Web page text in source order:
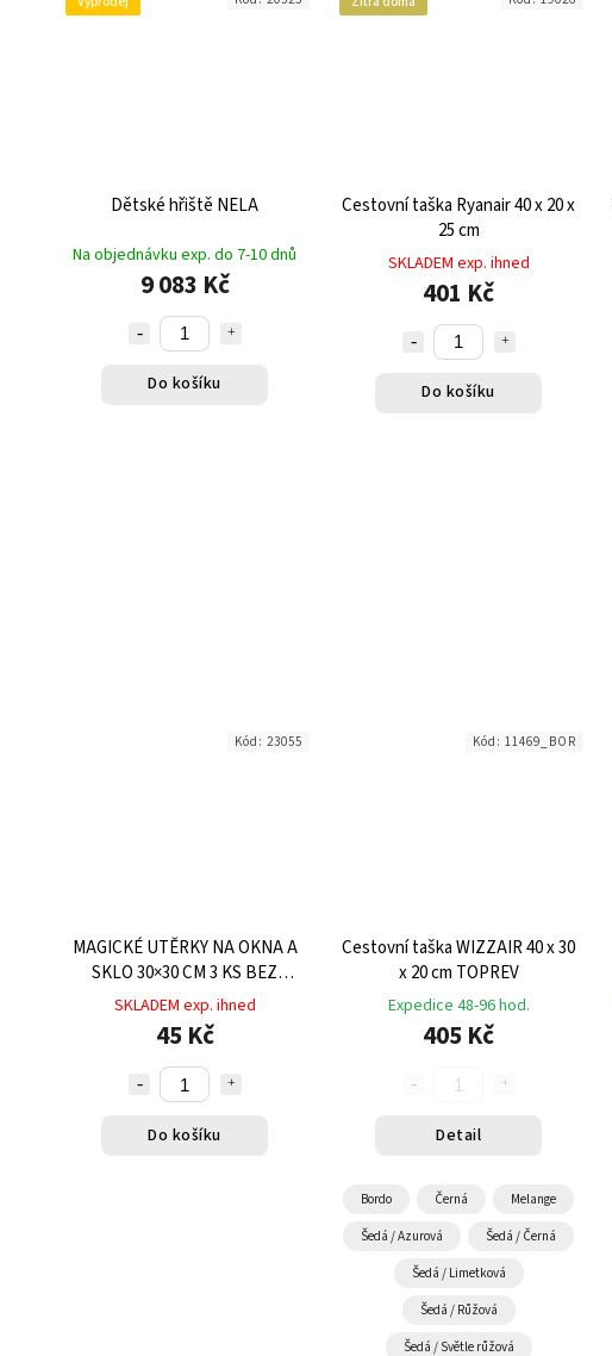
Dětské hřiště NELA
Na objednávku exp. do 7-10 dnů
9 083 Kč
Do košíku
Cestovní taška Ryanair 40 x 20 x
25 cm
SKLADEM exp. ihned
401 Kč
Do košíku
MAGICKÉ UTĚRKY NA OKNA A
SKLO 30×30 CM 3 KS BEZ
CHEMIE
SKLADEM exp. ihned
45 Kč
Do košíku
Kód: 23055
Cestovní taška WIZZAIR 40 x 30
x 20 cm TOPREV
Expedice 48-96 hod.
405 Kč
Detail
Bordo Černá Melange
Šedá / Azurová Šedá / Černá
Šedá / Limetková
Šedá / Růžová
Šedá / Světle růžová
Kód: 11469_BOR